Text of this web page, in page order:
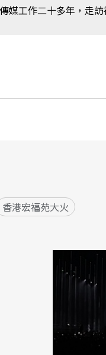
媒工作二十多年，走
香港宏福苑大火